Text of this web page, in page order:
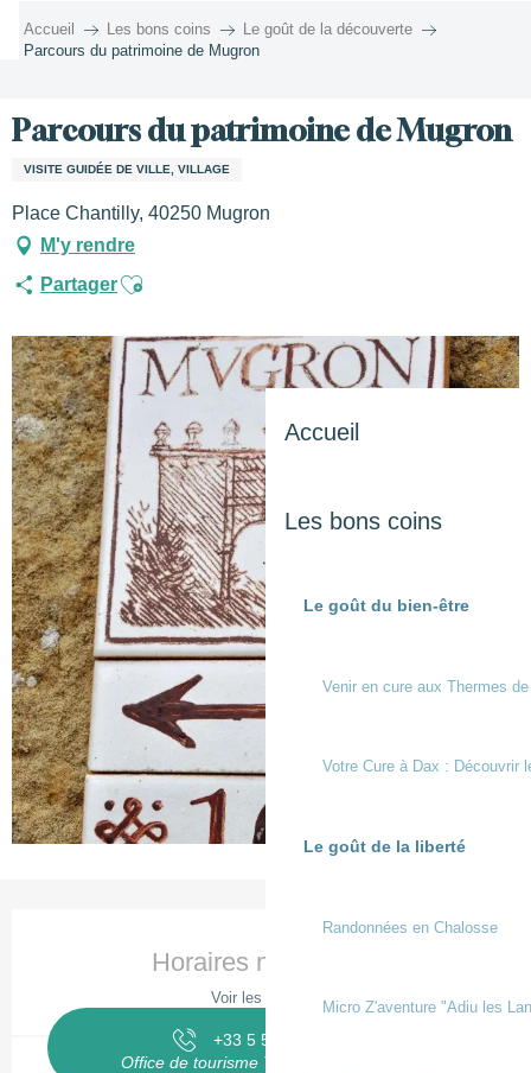
Accueil
Les bons coins
Le goût du bien-être
Venir en cure aux Thermes
Votre Cure à Dax : Découvrir
Le goût de la liberté
Randonnées en Chalosse
Micro Z'aventure "Adiu les
Accueil Les bons coins
Le goût de la découverte
Parcours du patrimoine de Mugron
Parcours du patrimoine de Mugron
VISITE GUIDÉE DE VILLE, VILLAGE
Place Chantilly, 40250 Mugron
M'y rendre
PartagerAjouter aux favoris
Horaires non définis
Voir les horaires
+33 5 58 98 58
Office de tourisme Terres de Chalosse